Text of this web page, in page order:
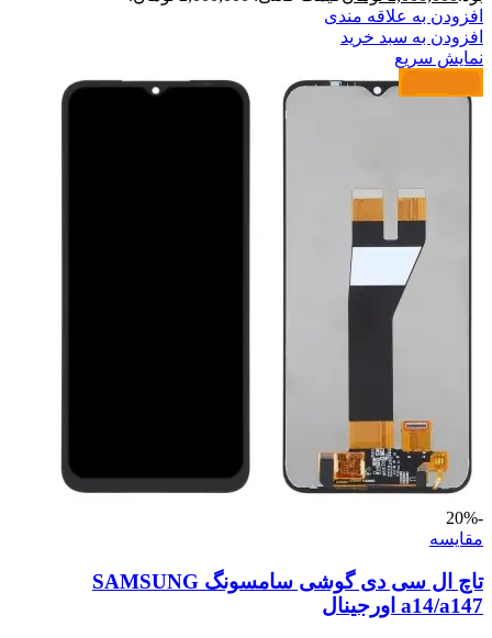
افزودن به علاقه مندی
افزودن به سبد خرید
نمایش سریع
-20%
مقايسه
تاچ ال سی دی گوشی سامسونگ SAMSUNG
a14/a147 اورجینال